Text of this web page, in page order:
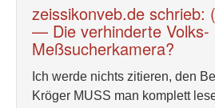
zeissikonveb.de schrieb:
— Die verhinderte Volks-
Meßsucherkamera?
Ich werde nichts zitieren, den
Kröger MUSS man komplett